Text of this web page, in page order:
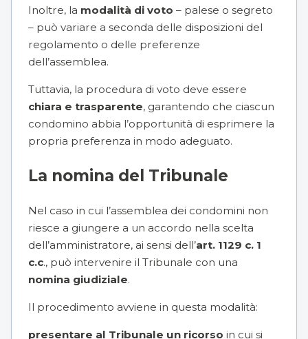
Inoltre, la modalità di voto – palese o segreto
– può variare a seconda delle disposizioni del
regolamento o delle preferenze
dell’assemblea.
Tuttavia, la procedura di voto deve essere
chiara e trasparente, garantendo che ciascun
condomino abbia l’opportunità di esprimere la
propria preferenza in modo adeguato.
La nomina del Tribunale
Nel caso in cui l’assemblea dei condomini non
riesce a giungere a un accordo nella scelta
dell’amministratore, ai sensi dell’art. 1129 c. 1
c.c., può intervenire il Tribunale con una
nomina giudiziale.
Il procedimento avviene in questa modalità:
presentare al Tribunale un ricorso in cui si